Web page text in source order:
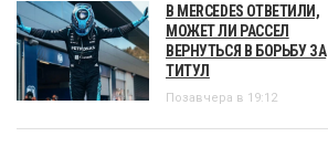
В MERCEDES ОТВЕТИЛИ,
МОЖЕТ ЛИ РАССЕЛ
ВЕРНУТЬСЯ В БОРЬБУ ЗА
ТИТУЛ
Позавчера в 19:12